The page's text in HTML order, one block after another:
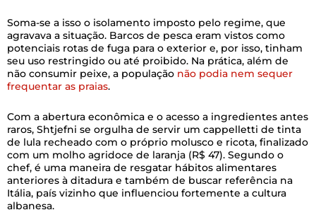
Soma-se a isso o isolamento imposto pelo regime, que
agravava a situação. Barcos de pesca eram vistos como
potenciais rotas de fuga para o exterior e, por isso, tinham
seu uso restringido ou até proibido. Na prática, além de
não consumir peixe, a população não podia nem sequer
frequentar as praias.
Com a abertura econômica e o acesso a ingredientes antes
raros, Shtjefni se orgulha de servir um cappelletti de tinta
de lula recheado com o próprio molusco e ricota, finalizado
com um molho agridoce de laranja (R$ 47). Segundo o
chef, é uma maneira de resgatar hábitos alimentares
anteriores à ditadura e também de buscar referência na
Itália, país vizinho que influenciou fortemente a cultura
albanesa.